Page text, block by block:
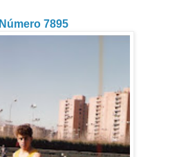
Número 7895